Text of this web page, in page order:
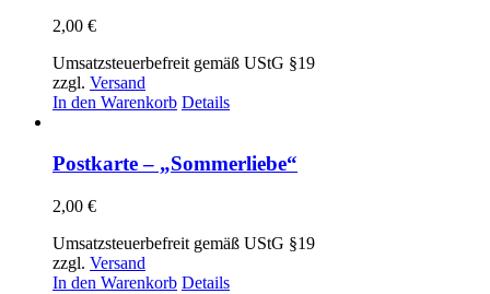
2,00 €
Umsatzsteuerbefreit gemäß UStG §19
zzgl. Versand
In den Warenkorb Details
Postkarte – „Sommerliebe“
2,00 €
Umsatzsteuerbefreit gemäß UStG §19
zzgl. Versand
In den Warenkorb Details